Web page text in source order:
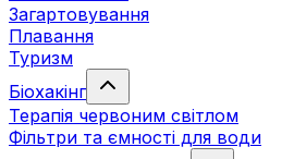
Загартовування
Плавання
Туризм
Біохакінг
Терапія червоним світлом
Фільтри та ємності для води